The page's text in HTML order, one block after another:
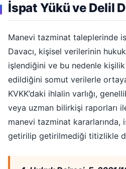
İspat Yükü ve Delil
Manevi tazminat taleplerinde
Davacı, kişisel verilerinin
işlendiğini ve bu nedenle kişilik
edildiğini somut verilerle
KVKK’daki ihlalin varlığı,
veya uzman bilirkişi raporları
manevi tazminat kararlarında,
getirilip getirilmediği titizlikle